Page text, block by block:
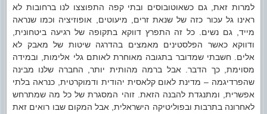
למרות זאת, גם כשאוטובוסים ובתי קפה התפוצצו לנו ברחובות לא
ראינו גל עכור כזה של שנאת זרים, מיעוטים, אופוזיציה וכמו שנראה
מייד, גם נשים. כל זה התפרץ דווקא בתקופה של רגיעה ביטחונית,
ודווקא כאשר הפלסטינים מאמצים בהדרגה שיטות של מאבק לא
אלים. חשבתי שמדובר בתגובה מאוחרת לאותם גלי אלימות, ובמידה
מסוימת, כך הדבר. אבל ברמה מהותית יותר, החברה שלנו מבינה
שהפרדיגמה – מדינת לאום קלאסית יהודית ודמוקרטית, כנראה בלתי
אפשרית, ומתנגדת להבנה הזאת. זוהי המסגרת של כל מה שמתרחש
לאחרונה בתרבות ובפוליטיקה הישראלית, אבל המקום שבו רואים זאת